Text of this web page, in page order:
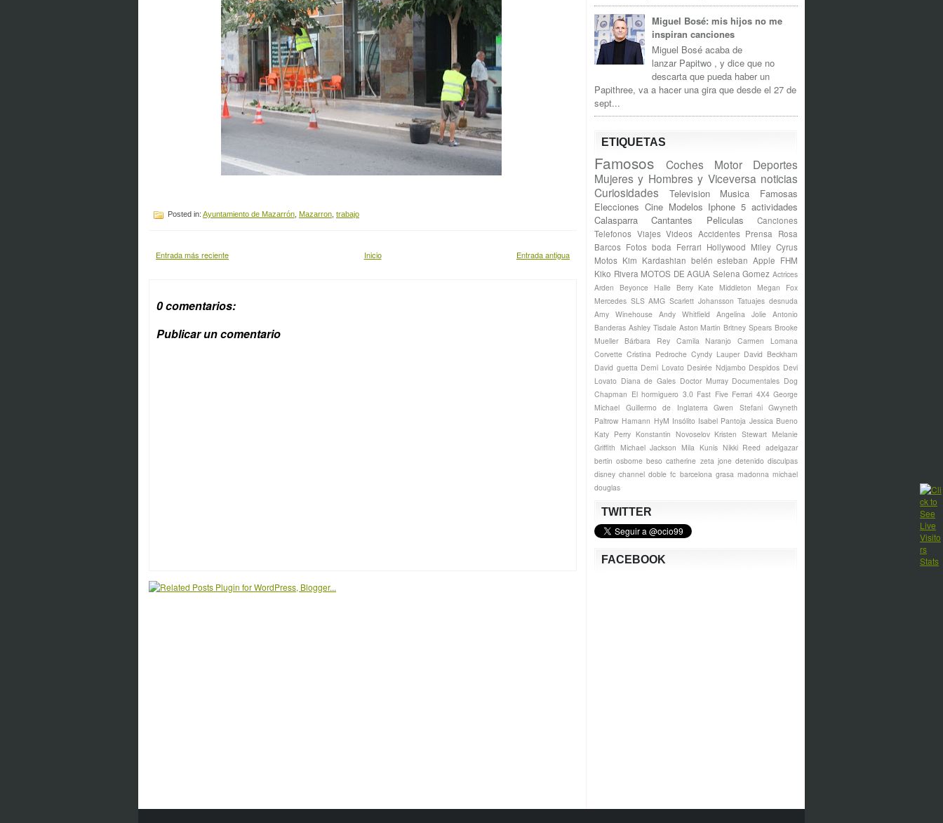
Posted in: Ayuntamiento de Mazarrón Mazarron trabajo
Entrada más reciente Entrada antigua
Inicio
0 comentarios:
Publicar un comentario
Miguel Bosé: mis hijos no me
inspiran canciones
Miguel Bosé acaba de
lanzar Papitwo , y dice que no
descarta que pueda haber un
Papithree, va a hacer una gira que desde el 27 de
sept...
ETIQUETAS
Famosos Coches Motor
Deportes
Mujeres y Hombres y Viceversa noticias
Curiosidades
Television Musica
Famosas
Elecciones Cine Modelos Iphone 5 actividades
Calasparra
Cantantes Peliculas
Canciones
Telefonos Viajes Videos Accidentes Prensa Rosa
Barcos Fotos boda Ferrari Hollywood Miley Cyrus
Motos Kim Kardashian belén esteban Apple FHM
Kiko Rivera MOTOS DE AGUA Selena Gomez Actrices
Arden
Beyonce Halle Berry Kate Middleton
Megan Fox
Mercedes SLS AMG Scarlett Johansson Tatuajes desnuda
Amy Winehouse Andy Whitfield Angelina Jolie Antonio
Banderas Ashley Tisdale Aston Martin Britney Spears Brooke
Mueller
Bárbara Rey Camila Naranjo
Carmen Lomana
Corvette Cristina Pedroche Cyndy Lauper David Beckham
David guetta Demi Lovato Desirée Ndjambo Despidos Devi
Lovato Diana de Gales Doctor Murray Documentales Dog
Chapman El hormiguero 3.0 Fast Five Ferrari 4X4 George
Michael Guillermo de Inglaterra Gwen Stefani Gwyneth
Paltrow Hamann HyM Insólito Isabel Pantoja Jessica Bueno
Katy Perry Konstantin Novoselov Kristen Stewart Melanie
Griffith Michael Jackson Mila Kunis Nikki Reed adelgazar
bertin osborne beso catherine zeta jone detenido disculpas
disney channel doble fc barcelona grasa madonna michael
douglas
TWITTER
FACEBOOK